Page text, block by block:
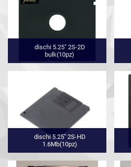
dischi 5.25" 2S-2D
bulk(10pz)
dischi 5.25" 2S-HD
1.6Mb(10pz)